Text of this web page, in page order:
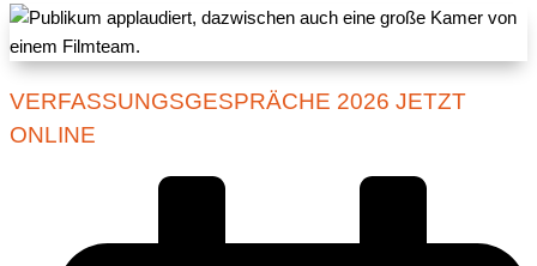
VERFASSUNGSGESPRÄCHE 2026 JETZT
ONLINE